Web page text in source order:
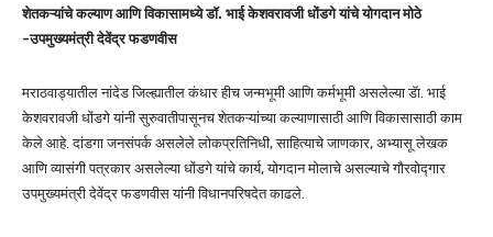
शेतकऱ्यांचे कल्याण आणि विकासामध्ये डॉ. भाई केशवरावजी धोंडगे यांचे योगदान मोठे
-उपमुख्यमंत्री देवेंद्र फडणवीस
मराठवाड्यातील नांदेड जिल्ह्यातील कंधार हीच जन्मभूमी आणि कर्मभूमी असलेल्या डॅा. भाई
केशवरावजी धोंडगे यांनी सुरुवातीपासूनच शेतकऱ्यांच्या कल्याणासाठी आणि विकासासाठी काम
केले आहे. दांडगा जनसंपर्क असलेले लोकप्रतिनिधी, साहित्याचे जाणकार, अभ्यासू लेखक
आणि व्यासंगी पत्रकार असलेल्या धोंडगे यांचे कार्य, योगदान मोलाचे असल्याचे गौरवोद्गार
उपमुख्यमंत्री देवेंद्र फडणवीस यांनी विधानपरिषदेत काढले.